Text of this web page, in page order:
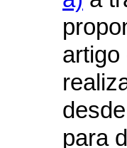
artigo
para